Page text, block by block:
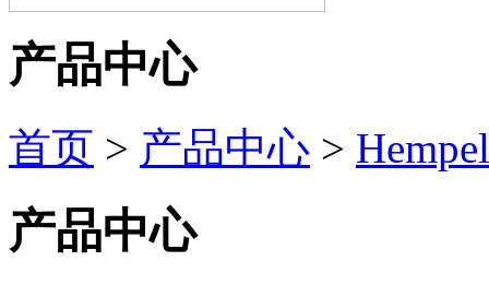
产品中心
首页 > 产品中心 >
产品中心